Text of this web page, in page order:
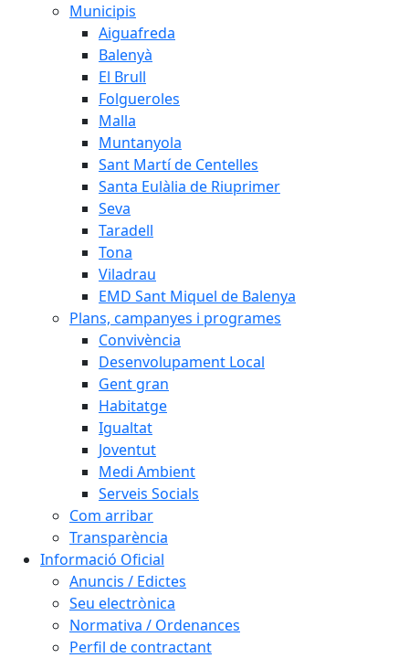
Municipis
Aiguafreda
Balenyà
El Brull
Folgueroles
Malla
Muntanyola
Sant Martí de Centelles
Santa Eulàlia de Riuprimer
Seva
Taradell
Tona
Viladrau
EMD Sant Miquel de Balenya
Plans, campanyes i programes
Convivència
Desenvolupament Local
Gent gran
Habitatge
Igualtat
Joventut
Medi Ambient
Serveis Socials
Com arribar
Transparència
Informació Oficial
Anuncis / Edictes
Seu electrònica
Normativa / Ordenances
Perfil de contractant